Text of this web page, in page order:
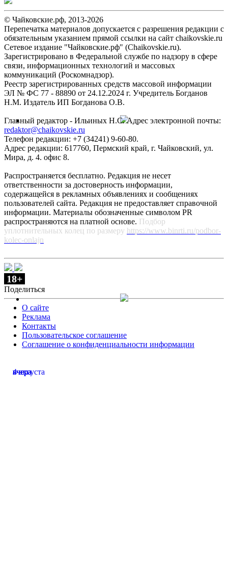
вчера
вчера
вчера
вчера
4 августа
© Чайковские.рф, 2013-2026
Перепечатка материалов допускается с разрешения редакции с
обязательным указанием прямой ссылки на сайт chaikovskie.ru
Сетевое издание "Чайковские.рф" (Chaikovskie.ru).
Зарегистрировано в Федеральной службе по надзору в сфере
связи, информационных технологий и массовых
коммуникаций (Роскомнадзор).
Реестр зарегистрированных средств массовой информации
ЭЛ № ФС 77 - 88890 от 24.12.2024 г. Учредитель Богданов
Н.М. Издатель ИП Богданова О.В.
Главный редактор - Ильиных Н.С. Адрес электронной почты:
redaktor@chaikovskie.ru
Телефон редакции: +7 (34241) 9-60-80.
Адрес редакции: 617760, Пермский край, г. Чайковский, ул.
Мира, д. 4. офис 8.
Распространяется бесплатно. Редакция не несет
ответственности за достоверность информации,
содержащейся в рекламных объявлениях и сообщениях
пользователей сайта. Редакция не предоставляет справочной
информации. Материалы обозначенные символом PR
распространяются на платной основе. Подбор
уплотнительных колец по размеру https://www.binrti.ru/podbor-
kolec-onlajn
18+
Поделиться
О сайте
Реклама
Контакты
Пользовательское соглашение
Соглашение о конфиденциальности информации